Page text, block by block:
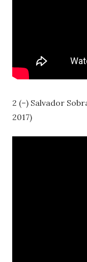
2 (–) Salvador
2017)